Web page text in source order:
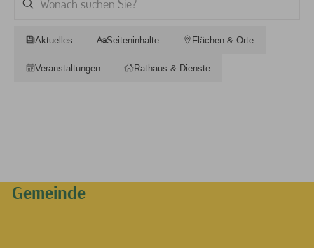
Aktuelles Seiteninhalte Flächen & Orte
Veranstaltungen Rathaus & Dienste
Gemeinde